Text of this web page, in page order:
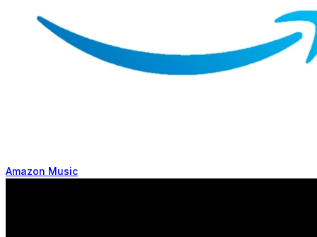
Amazon Music